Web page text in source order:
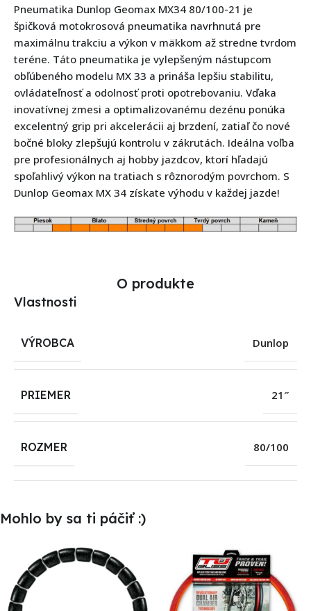
Pneumatika Dunlop Geomax MX34 80/100-21 je
špičková motokrosová pneumatika navrhnutá pre
maximálnu trakciu a výkon v mäkkom až stredne tvrdom
teréne. Táto pneumatika je vylepšeným nástupcom
obľúbeného modelu MX 33 a prináša lepšiu stabilitu,
ovládateľnosť a odolnosť proti opotrebovaniu. Vďaka
inovatívnej zmesi a optimalizovanému dezénu ponúka
excelentný grip pri akcelerácii aj brzdení, zatiaľ čo nové
bočné bloky zlepšujú kontrolu v zákrutách. Ideálna voľba
pre profesionálnych aj hobby jazdcov, ktorí hľadajú
spoľahlivý výkon na tratiach s rôznorodým povrchom. S
Dunlop Geomax MX 34 získate výhodu v každej jazde!
O produkte
Vlastnosti
VÝROBCA Dunlop
PRIEMER 21″
ROZMER 80/100
Mohlo by sa ti páčiť :)